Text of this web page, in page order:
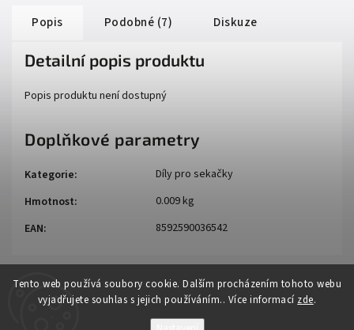
Tento web používá soubory cookie. Dalším procházením tohoto webu
vyjadřujete souhlas s jejich používáním.. Více informací zde.
Popis Podobné (7) Diskuze
Detailní popis produktu
Popis produktu není dostupný
Doplňkové parametry
Kategorie:
Díly pro sekačky
Hmotnost:
0.009 kg
EAN: 8592590036542